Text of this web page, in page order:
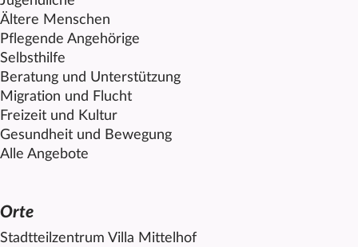
Ältere Menschen
Pflegende Angehörige
Selbsthilfe
Beratung und Unterstützung
Migration und Flucht
Freizeit und Kultur
Gesundheit und Bewegung
Alle Angebote
Orte
Stadtteilzentrum Villa Mittelhof